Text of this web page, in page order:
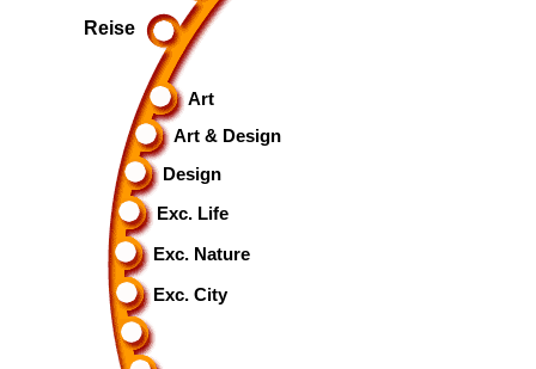
Reise
Art
Art & Design
Design
Exc. Life
Exc. Nature
Exc. City